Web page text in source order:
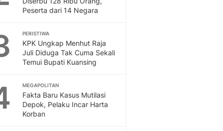
Peserta dari 14 Negara
PERISTIWA
KPK Ungkap Menhut Raja
Juli Diduga Tak Cuma Sekali
Temui Bupati Kuansing
MEGAPOLITAN
Fakta Baru Kasus Mutilasi
Depok, Pelaku Incar Harta
Korban